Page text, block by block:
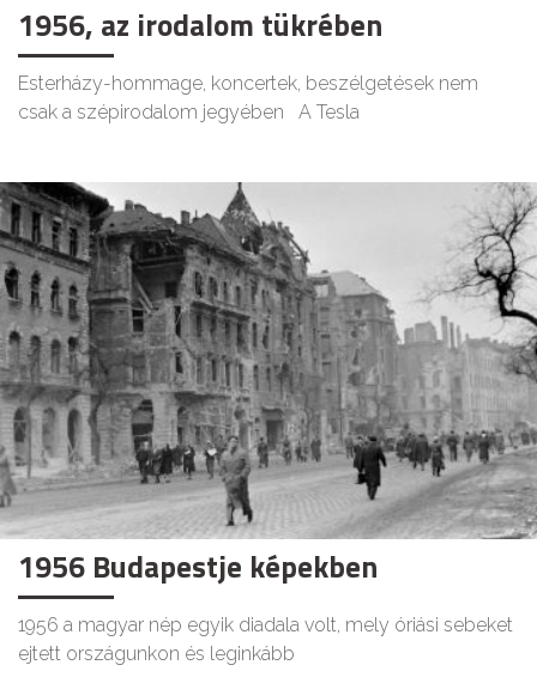
1956, az irodalom tükrében
Esterházy-hommage, koncertek, beszélgetések nem
csak a szépirodalom jegyében A Tesla
1956 Budapestje képekben
1956 a magyar nép egyik diadala volt, mely óriási sebeket
ejtett országunkon és leginkább